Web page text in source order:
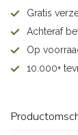
Gratis
Achteraf
Op
10.000+